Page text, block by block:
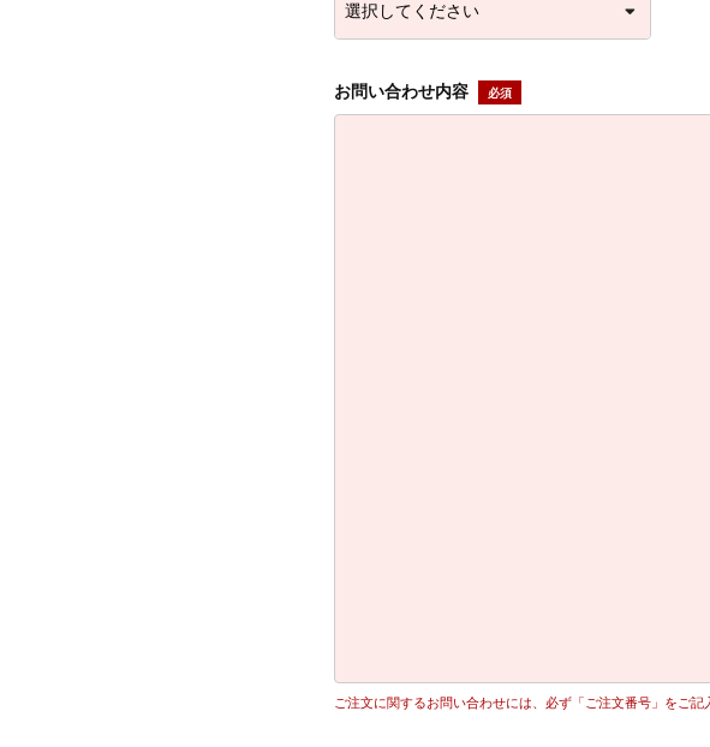
お問い合わせ内容
ご注文に関するお問い合わせには、必ず「ご注文番号」をご記